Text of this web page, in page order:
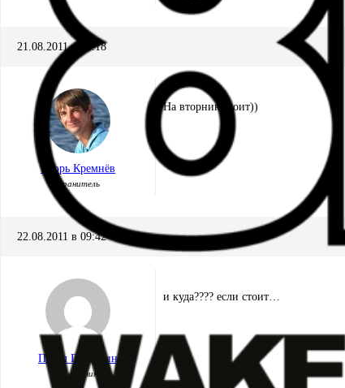
21.08.2011 в 18:18
Игорь Кремнёв
Хранитель
На вторник стоит))
22.08.2011 в 09:42
Павел Гладилин
Участник
и куда???? если стоит…